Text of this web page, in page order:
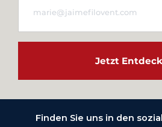
Jetzt
Finden Sie uns in den